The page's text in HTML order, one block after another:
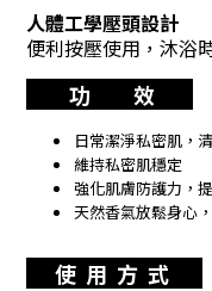
人體工學壓頭設計
便利按壓使用，沐浴
功 效
日常潔淨私密肌，
維持私密肌穩定
強化肌膚防護力，
天然香氣放鬆身心
使 用 方 式